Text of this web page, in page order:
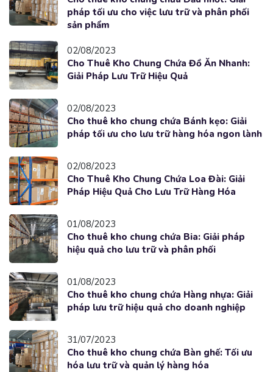
pháp tối ưu cho việc lưu trữ và phân phối
sản phẩm
02/08/2023
Cho Thuê Kho Chung Chứa Đồ Ăn Nhanh:
Giải Pháp Lưu Trữ Hiệu Quả
02/08/2023
Cho thuê kho chung chứa Bánh kẹo: Giải
pháp tối ưu cho lưu trữ hàng hóa ngon lành
02/08/2023
Cho Thuê Kho Chung Chứa Loa Đài: Giải
Pháp Hiệu Quả Cho Lưu Trữ Hàng Hóa
01/08/2023
Cho thuê kho chung chứa Bia: Giải pháp
hiệu quả cho lưu trữ và phân phối
01/08/2023
Cho thuê kho chung chứa Hàng nhựa: Giải
pháp lưu trữ hiệu quả cho doanh nghiệp
31/07/2023
Cho thuê kho chung chứa Bàn ghế: Tối ưu
hóa lưu trữ và quản lý hàng hóa